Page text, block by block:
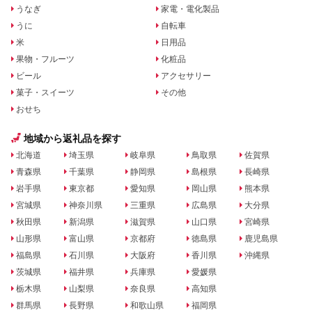
うなぎ
うに
米
果物・フルーツ
ビール
菓子・スイーツ
おせち
家電・電化製品
自転車
日用品
化粧品
アクセサリー
その他
地域から返礼品を探す
北海道
青森県
岩手県
宮城県
秋田県
山形県
福島県
茨城県
栃木県
群馬県
埼玉県
千葉県
東京都
神奈川県
新潟県
富山県
石川県
福井県
山梨県
長野県
岐阜県
静岡県
愛知県
三重県
滋賀県
京都府
大阪府
兵庫県
奈良県
和歌山県
鳥取県
島根県
岡山県
広島県
山口県
徳島県
香川県
愛媛県
高知県
福岡県
佐賀県
長崎県
熊本県
大分県
宮崎県
鹿児島県
沖縄県